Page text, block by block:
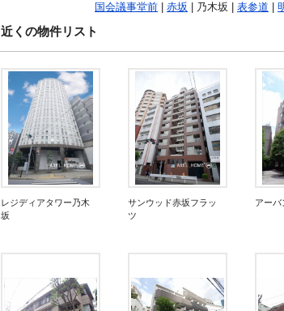
国会議事堂前
赤坂 | 乃木坂 | 表参道
近くの物件リスト
レジディアタワー乃木
坂
サンウッド赤坂フラッ
ツ
アーバ